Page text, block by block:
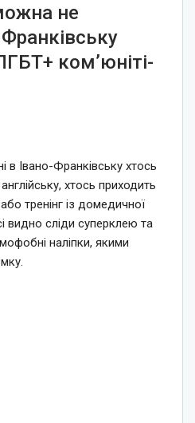
не
ком’юніті-
в Івано-Франківську хтось
хтось приходить
тренінг із домедичної
видно сліди суперклею та
наліпки, якими